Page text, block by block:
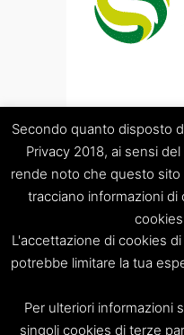
“Società
“Palermo Area
Sede legale: Palermo –
Palermo – Via
Secondo quanto disposto
Privacy 2018, ai sensi
rende noto che questo
tracciano informazioni
L'accettazione di cookies
potrebbe limitare la tua
Per ulteriori informazioni
singoli cookies di terze